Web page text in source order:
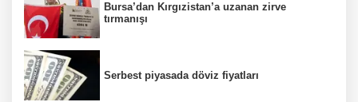
Bursa’dan Kırgızistan’a uzanan zirve
tırmanışı
Serbest piyasada döviz fiyatları